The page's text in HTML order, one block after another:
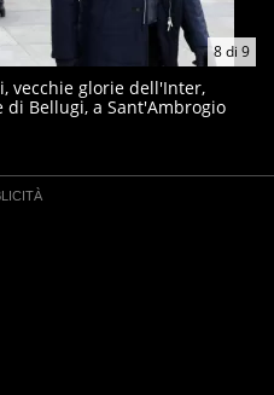
8di 9
vecchie glorie dell'Inter,
Bellugi, a Sant'Ambrogio